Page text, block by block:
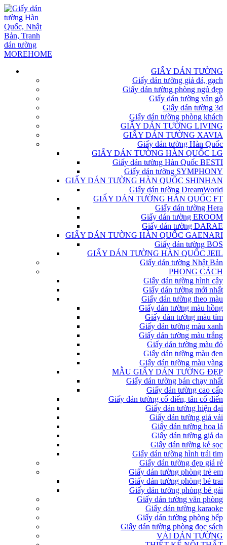
GIẤY DÁN TƯỜNG
Giấy dán tường giả đá, gạch
Giấy dán tường phòng ngủ đẹp
Giấy dán tường vân gỗ
Giấy dán tường 3d
Giấy dán tường phòng khách
GIẤY DÁN TƯỜNG LIVING
GIẤY DÁN TƯỜNG XAVIA
Giấy dán tường Hàn Quốc
GIẤY DÁN TƯỜNG HÀN QUỐC LG
Giấy dán tường Hàn Quốc BESTI
Giấy dán tường SYMPHONY
GIẤY DÁN TƯỜNG HÀN QUỐC SHINHAN
Giấy dán tường DreamWorld
GIẤY DÁN TƯỜNG HÀN QUỐC FT
Giấy dán tường Hera
Giấy dán tường EROOM
Giấy dán tường DARAE
GIẤY DÁN TƯỜNG HÀN QUỐC GAENARI
Giấy dán tường BOS
GIẤY DÁN TƯỜNG HÀN QUỐC JEIL
Giấy dán tường Nhật Bản
PHONG CÁCH
Giấy dán tường hình cây
Giấy dán tường mới nhất
Giấy dán tường theo màu
Giấy dán tường màu hồng
Giấy dán tường màu tím
Giấy dán tường màu xanh
Giấy dán tường màu trắng
Giấy dán tường màu đỏ
Giấy dán tường màu đen
Giấy dán tường màu vàng
MẪU GIẤY DÁN TƯỜNG ĐẸP
Giấy dán tường bán chạy nhất
Giấy dán tường cao cấp
Giấy dán tường cổ điển, tân cổ điển
Giấy dán tường hiện đại
Giấy dán tường giả vải
Giấy dán tường hoa lá
Giấy dán tường giả da
Giấy dán tường kẻ sọc
Giấy dán tường hình trái tim
Giấy dán tường đẹp giá rẻ
Giấy dán tường phòng trẻ em
Giấy dán tường phòng bé trai
Giấy dán tường phòng bé gái
Giấy dán tường văn phòng
Giấy dán tường karaoke
Giấy dán tường phòng bếp
Giấy dán tường phòng đọc sách
VẢI DÁN TƯỜNG